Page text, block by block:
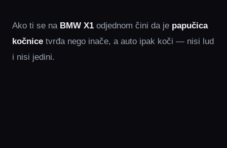
Ako ti se na BMW X1 odjednom čini da je papučica
kočnice tvrđa nego inače, a auto ipak koči — nisi lud
i nisi jedini.